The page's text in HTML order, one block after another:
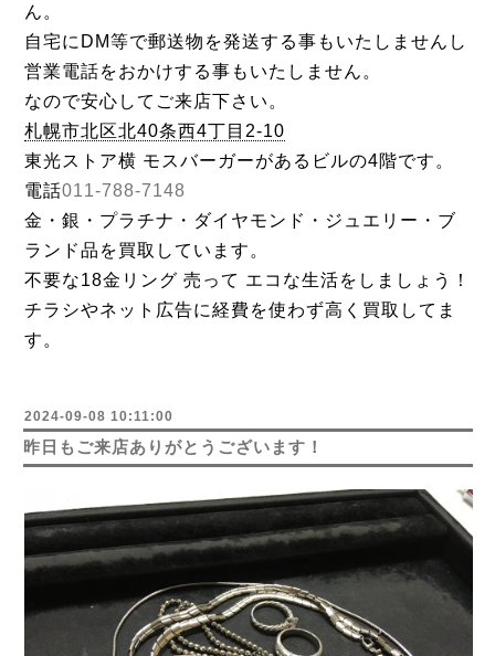
ん。
自宅にDM等で郵送物を発送する事もいたしませんし
営業電話をおかけする事もいたしません。
なので安心してご来店下さい。
札幌市北区北40条西4丁目2-10
東光ストア横 モスバーガーがあるビルの4階です。
電話011-788-7148
金・銀・プラチナ・ダイヤモンド・ジュエリー・ブ
ランド品を買取しています。
不要な18金リング 売って エコな生活をしましょう！
チラシやネット広告に経費を使わず高く買取してま
す。
2024-09-08 10:11:00
昨日もご来店ありがとうございます！